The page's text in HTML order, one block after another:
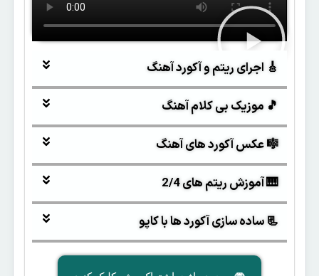
🎸 اجرای ریتم و آکورد آهنگ
🎵 موزیک بی کلام آهنگ
🎼 عکس آکورد های آهنگ
🎹 آموزش ریتم های 2/4
📃 ساده سازی آکورد ها با کاپو